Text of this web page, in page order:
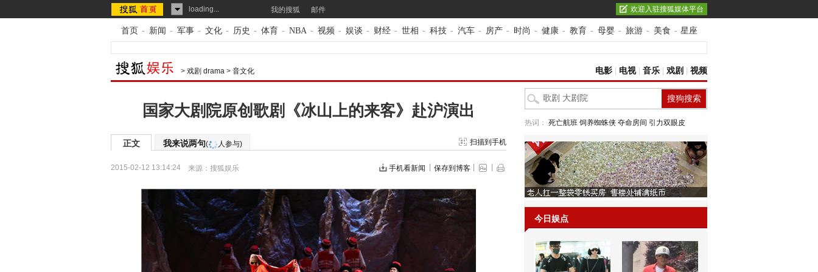
loading... 我的搜狐 邮件 欢迎入驻搜狐媒体平台
首页 - 新闻 - 军事 - 文化 - 历史 - 体育 - NBA - 视频 - 娱谈 - 财经 - 世相 - 科技 - 汽车 - 房产 - 时尚 - 健康 - 教育 - 母婴 - 旅游 - 美食 - 星座
> 戏剧 drama > 音文化 电影 电视| 音乐 戏剧 视频
国家大剧院原创歌剧《冰山上的来客》赴沪演出
正文 我来说两句( 人参与) 扫描到手机
2015-02-12 13:14:24 来源： 搜狐娱乐 手机看新闻 保存到博客
热词： 死亡航班 饲养蜘蛛侠 夺命房间 引力双眼皮
今日娱点